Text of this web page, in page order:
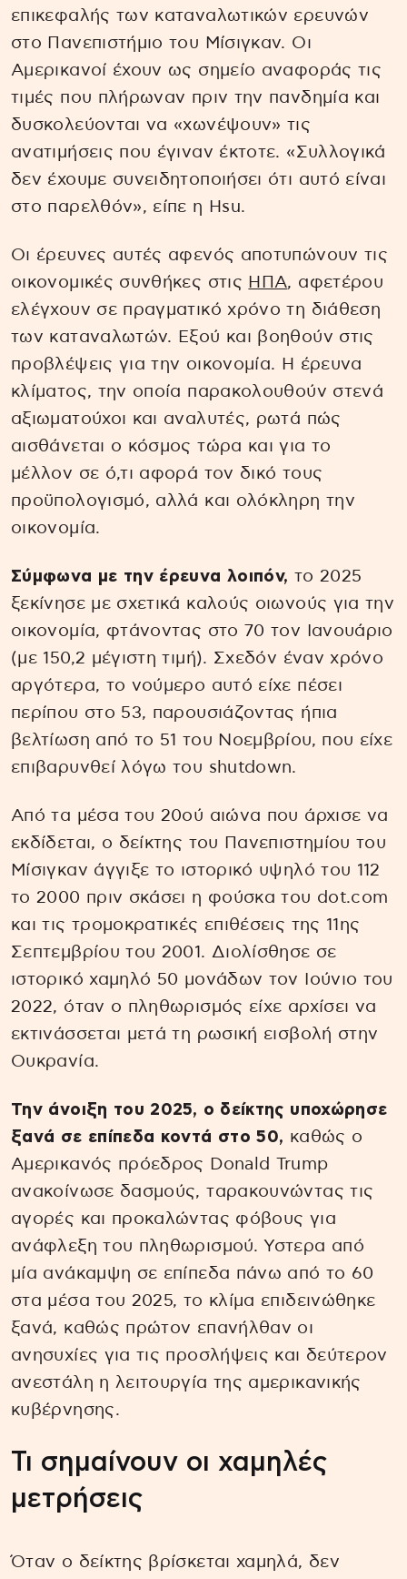
επικεφαλής των καταναλωτικών ερευνών
στο Πανεπιστήμιο του Μίσιγκαν. Οι
Αμερικανοί έχουν ως σημείο αναφοράς τις
τιμές που πλήρωναν πριν την πανδημία και
δυσκολεύονται να «χωνέψουν» τις
ανατιμήσεις που έγιναν έκτοτε. «Συλλογικά
δεν έχουμε συνειδητοποιήσει ότι αυτό είναι
στο παρελθόν», είπε η Hsu.
Οι έρευνες αυτές αφενός αποτυπώνουν τις
οικονομικές συνθήκες στις ΗΠΑ, αφετέρου
ελέγχουν σε πραγματικό χρόνο τη διάθεση
των καταναλωτών. Εξού και βοηθούν στις
προβλέψεις για την οικονομία. Η έρευνα
κλίματος, την οποία παρακολουθούν στενά
αξιωματούχοι και αναλυτές, ρωτά πώς
αισθάνεται ο κόσμος τώρα και για το
μέλλον σε ό,τι αφορά τον δικό τους
προϋπολογισμό, αλλά και ολόκληρη την
οικονομία.
Σύμφωνα με την έρευνα λοιπόν, το 2025
ξεκίνησε με σχετικά καλούς οιωνούς για την
οικονομία, φτάνοντας στο 70 τον Ιανουάριο
(με 150,2 μέγιστη τιμή). Σχεδόν έναν χρόνο
αργότερα, το νούμερο αυτό είχε πέσει
περίπου στο 53, παρουσιάζοντας ήπια
βελτίωση από το 51 του Νοεμβρίου, που είχε
επιβαρυνθεί λόγω του shutdown.
Από τα μέσα του 20ού αιώνα που άρχισε να
εκδίδεται, ο δείκτης του Πανεπιστημίου του
Μίσιγκαν άγγιξε το ιστορικό υψηλό του 112
το 2000 πριν σκάσει η φούσκα του dot.com
και τις τρομοκρατικές επιθέσεις της 11ης
Σεπτεμβρίου του 2001. Διολίσθησε σε
ιστορικό χαμηλό 50 μονάδων τον Ιούνιο του
2022, όταν ο πληθωρισμός είχε αρχίσει να
εκτινάσσεται μετά τη ρωσική εισβολή στην
Ουκρανία.
Την άνοιξη του 2025, ο δείκτης υποχώρησε
ξανά σε επίπεδα κοντά στο 50, καθώς ο
Αμερικανός πρόεδρος Donald Trump
ανακοίνωσε δασμούς, ταρακουνώντας τις
αγορές και προκαλώντας φόβους για
ανάφλεξη του πληθωρισμού. Υστερα από
μία ανάκαμψη σε επίπεδα πάνω από το 60
στα μέσα του 2025, το κλίμα επιδεινώθηκε
ξανά, καθώς πρώτον επανήλθαν οι
ανησυχίες για τις προσλήψεις και δεύτερον
ανεστάλη η λειτουργία της αμερικανικής
κυβέρνησης.
Τι σημαίνουν οι χαμηλές
μετρήσεις
Όταν ο δείκτης βρίσκεται χαμηλά, δεν